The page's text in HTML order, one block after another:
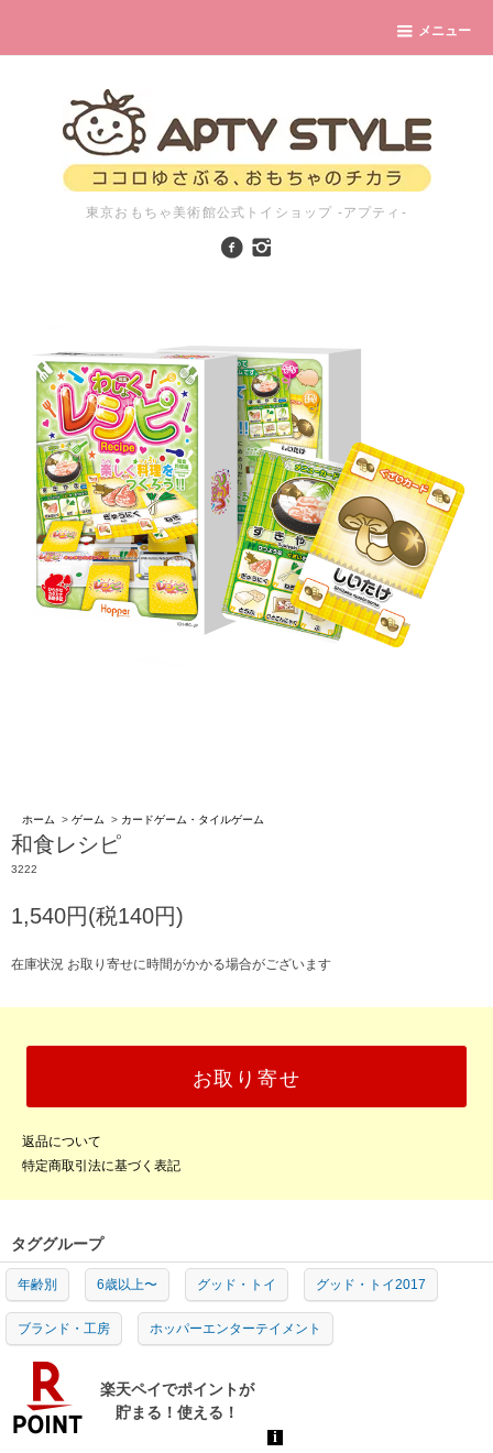
メニュー
東京おもちゃ美術館公式トイショップ -アプティ-
ホーム > ゲーム > カードゲーム・タイルゲーム
和食レシピ
3222
1,540円(税140円)
在庫状況 お取り寄せに時間がかかる場合がございます
お取り寄せ
返品について
特定商取引法に基づく表記
タググループ
年齢別 6歳以上〜 グッド・トイ グッド・トイ2017
ブランド・工房 ホッパーエンターテイメント